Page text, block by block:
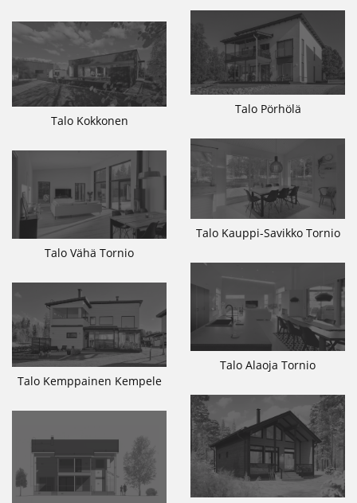
Talo Pörhölä
Talo Kokkonen
Talo Kauppi-Savikko Tornio
Talo Vähä Tornio
Talo Alaoja Tornio
Talo Kemppainen Kempele